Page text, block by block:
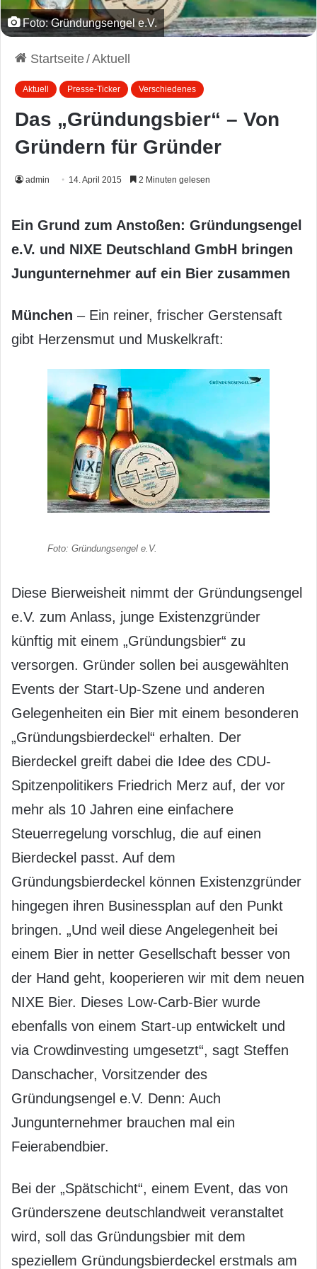
Foto: Gründungsengel e.V.
Startseite/Aktuell
Aktuell Presse-Ticker Verschiedenes
Das „Gründungsbier“ – Von
Gründern für Gründer
admin 14. April 2015 2 Minuten gelesen
Ein Grund zum Anstoßen: Gründungsengel
e.V. und NIXE Deutschland GmbH bringen
Jungunternehmer auf ein Bier zusammen
München – Ein reiner, frischer Gerstensaft
gibt Herzensmut und Muskelkraft:
Foto: Gründungsengel e.V.
Diese Bierweisheit nimmt der Gründungsengel
e.V. zum Anlass, junge Existenzgründer
künftig mit einem „Gründungsbier“ zu
versorgen. Gründer sollen bei ausgewählten
Events der Start-Up-Szene und anderen
Gelegenheiten ein Bier mit einem besonderen
„Gründungsbierdeckel“ erhalten. Der
Bierdeckel greift dabei die Idee des CDU-
Spitzenpolitikers Friedrich Merz auf, der vor
mehr als 10 Jahren eine einfachere
Steuerregelung vorschlug, die auf einen
Bierdeckel passt. Auf dem
Gründungsbierdeckel können Existenzgründer
hingegen ihren Businessplan auf den Punkt
bringen. „Und weil diese Angelegenheit bei
einem Bier in netter Gesellschaft besser von
der Hand geht, kooperieren wir mit dem neuen
NIXE Bier. Dieses Low-Carb-Bier wurde
ebenfalls von einem Start-up entwickelt und
via Crowdinvesting umgesetzt“, sagt Steffen
Danschacher, Vorsitzender des
Gründungsengel e.V. Denn: Auch
Jungunternehmer brauchen mal ein
Feierabendbier.
Bei der „Spätschicht“, einem Event, das von
Gründerszene deutschlandweit veranstaltet
wird, soll das Gründungsbier mit dem
speziellem Gründungsbierdeckel erstmals am